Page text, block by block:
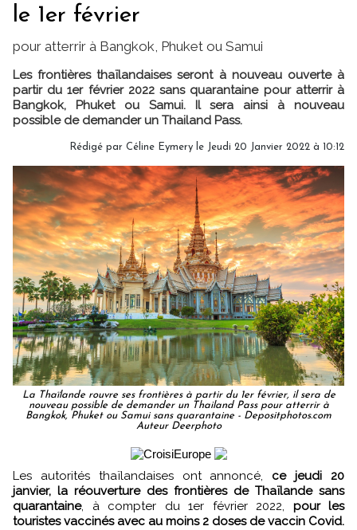
le 1er février
pour atterrir à Bangkok, Phuket ou Samui
Les frontières thaïlandaises seront à nouveau ouverte à
partir du 1er février 2022 sans quarantaine pour atterrir à
Bangkok, Phuket ou Samui. Il sera ainsi à nouveau
possible de demander un Thailand Pass.
Rédigé par Céline Eymery le Jeudi 20 Janvier 2022 à 10:12
La Thaïlande rouvre ses frontières à partir du 1er février, il sera de
nouveau possible de demander un Thailand Pass pour atterrir à
Bangkok, Phuket ou Samui sans quarantaine - Depositphotos.com
Auteur Deerphoto
Les autorités thaïlandaises ont annoncé, ce jeudi 20
janvier, la réouverture des frontières de Thaïlande sans
quarantaine, à compter du 1er février 2022, pour les
touristes vaccinés avec au moins 2 doses de vaccin Covid.